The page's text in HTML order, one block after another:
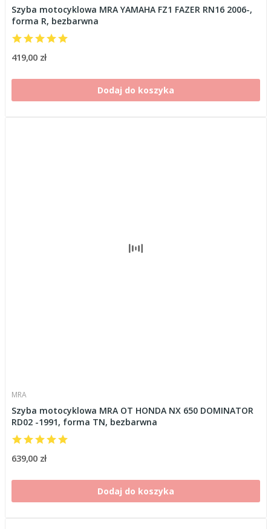
Szyba motocyklowa MRA YAMAHA FZ1 FAZER RN16 2006-,
forma R, bezbarwna
419,00 zł
Dodaj do koszyka
MRA
Szyba motocyklowa MRA OT HONDA NX 650 DOMINATOR
RD02 -1991, forma TN, bezbarwna
639,00 zł
Dodaj do koszyka